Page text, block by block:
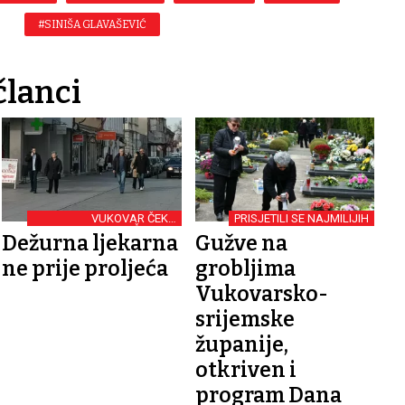
#SINIŠA GLAVAŠEVIĆ
VUKOVAR ČEKA
STRUČNJAKE
Dežurna ljekarna
ne prije proljeća
PRISJETILI SE NAJMILIJIH
Gužve na
grobljima
Vukovarsko-
srijemske
županije,
otkriven i
program Dana